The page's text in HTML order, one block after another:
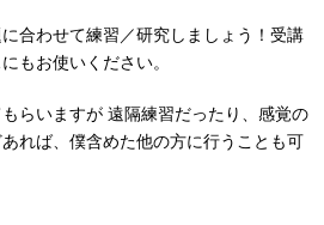
合わせて練習／研究しましょう！受講
もお使いください。
らいますが 遠隔練習だったり、感覚の
れば、僕含めた他の方に行うことも可